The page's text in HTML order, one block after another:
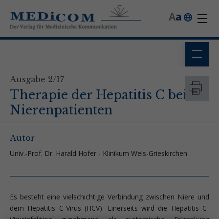
a
A
Ausgabe 2/17
Therapie der Hepatitis C bei
Nierenpatienten
Autor
Univ.-Prof. Dr. Harald Hofer - Klinikum Wels-Grieskirchen
Es besteht eine vielschichtige Verbindung zwischen Niere und
dem Hepatitis C-Virus (HCV). Einerseits wird die Hepatitis C-